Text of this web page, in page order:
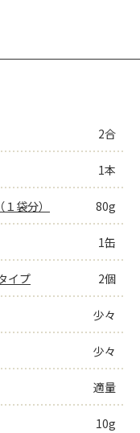
2合
1本
袋分） 80g
1缶
イプ 2個
少々
少々
適量
10g